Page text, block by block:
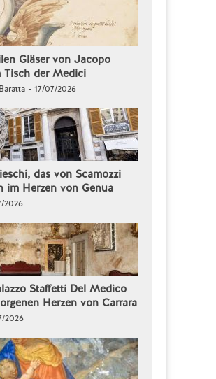
Gläser von Jacopo
Tisch der Medici
- 17/07/2026
das von Scamozzi
im Herzen von Genua
2026
Staffetti Del Medico
Herzen von Carrara
2026